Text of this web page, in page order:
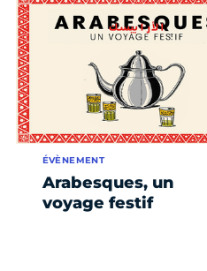
Arabesques, un
voyage festif
ÉVÈNEMENT